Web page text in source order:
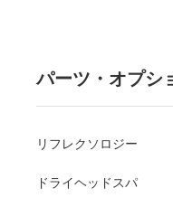
パーツ・オプシ
リフレクソロジー
ドライヘッドスパ